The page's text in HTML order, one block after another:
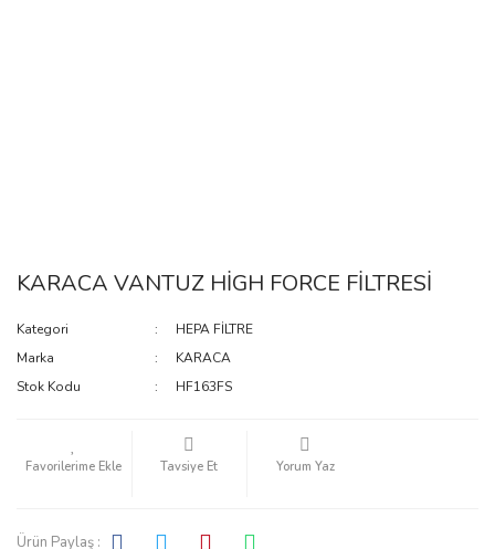
KARACA VANTUZ HİGH FORCE FİLTRESİ
Kategori
HEPA FİLTRE
Marka
KARACA
Stok Kodu
HF163FS
Tavsiye Et Yorum Yaz
Ürün Paylaş :